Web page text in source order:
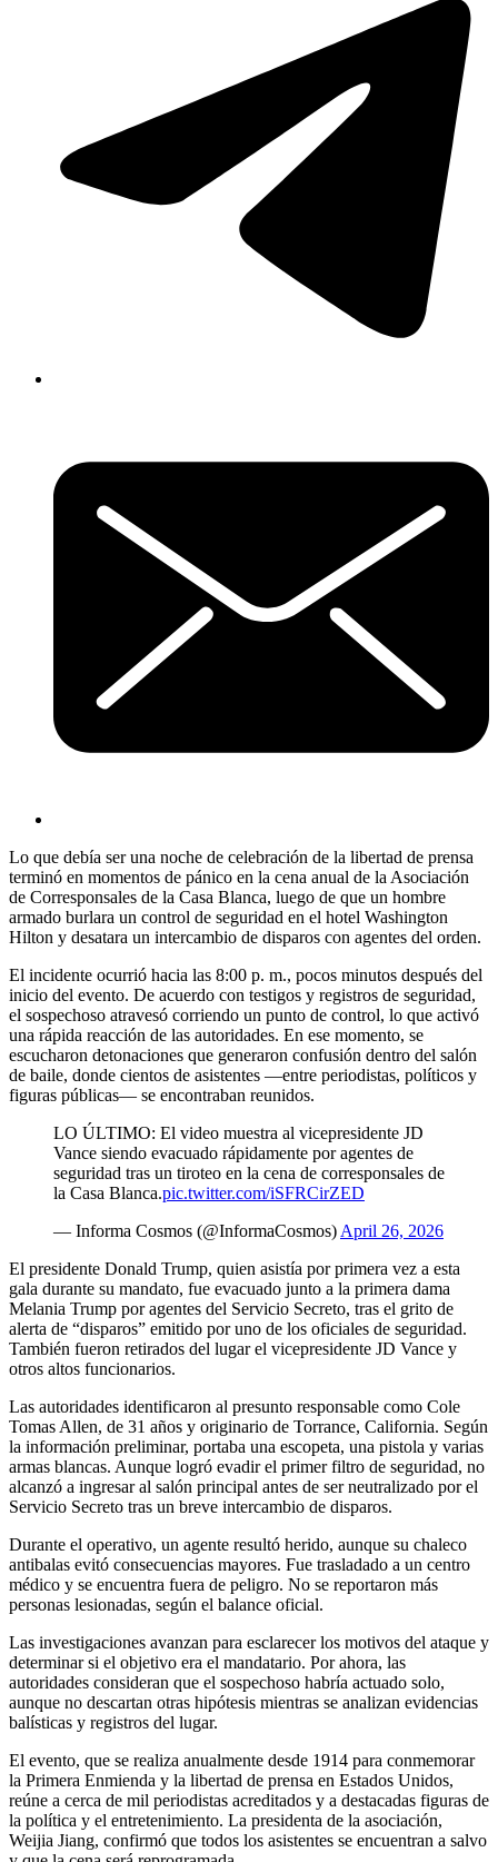
Lo que debía ser una noche de celebración de la libertad de prensa
terminó en momentos de pánico en la cena anual de la Asociación
de Corresponsales de la Casa Blanca, luego de que un hombre
armado burlara un control de seguridad en el hotel Washington
Hilton y desatara un intercambio de disparos con agentes del orden.
El incidente ocurrió hacia las 8:00 p. m., pocos minutos después del
inicio del evento. De acuerdo con testigos y registros de seguridad,
el sospechoso atravesó corriendo un punto de control, lo que activó
una rápida reacción de las autoridades. En ese momento, se
escucharon detonaciones que generaron confusión dentro del salón
de baile, donde cientos de asistentes —entre periodistas, políticos y
figuras públicas— se encontraban reunidos.
LO ÚLTIMO: El video muestra al vicepresidente JD
Vance siendo evacuado rápidamente por agentes de
seguridad tras un tiroteo en la cena de corresponsales de
la Casa Blanca.pic.twitter.com/iSFRCirZED
— Informa Cosmos (@InformaCosmos) April 26, 2026
El presidente Donald Trump, quien asistía por primera vez a esta
gala durante su mandato, fue evacuado junto a la primera dama
Melania Trump por agentes del Servicio Secreto, tras el grito de
alerta de “disparos” emitido por uno de los oficiales de seguridad.
También fueron retirados del lugar el vicepresidente JD Vance y
otros altos funcionarios.
Las autoridades identificaron al presunto responsable como Cole
Tomas Allen, de 31 años y originario de Torrance, California. Según
la información preliminar, portaba una escopeta, una pistola y varias
armas blancas. Aunque logró evadir el primer filtro de seguridad, no
alcanzó a ingresar al salón principal antes de ser neutralizado por el
Servicio Secreto tras un breve intercambio de disparos.
Durante el operativo, un agente resultó herido, aunque su chaleco
antibalas evitó consecuencias mayores. Fue trasladado a un centro
médico y se encuentra fuera de peligro. No se reportaron más
personas lesionadas, según el balance oficial.
Las investigaciones avanzan para esclarecer los motivos del ataque y
determinar si el objetivo era el mandatario. Por ahora, las
autoridades consideran que el sospechoso habría actuado solo,
aunque no descartan otras hipótesis mientras se analizan evidencias
balísticas y registros del lugar.
El evento, que se realiza anualmente desde 1914 para conmemorar
la Primera Enmienda y la libertad de prensa en Estados Unidos,
reúne a cerca de mil periodistas acreditados y a destacadas figuras de
la política y el entretenimiento. La presidenta de la asociación,
Weijia Jiang, confirmó que todos los asistentes se encuentran a salvo